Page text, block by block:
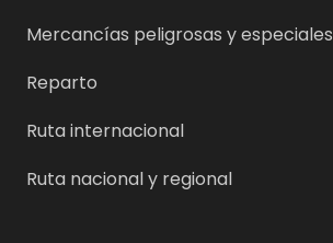
Mercancías peligrosas y especiales
Reparto
Ruta internacional
Ruta nacional y regional